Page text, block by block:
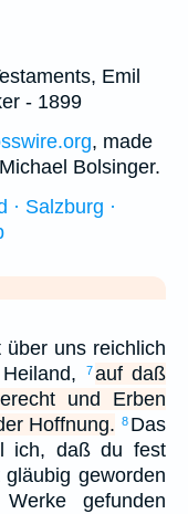
Emil
- 1899
, made
Bolsinger.
· Salzburg ·
uns reichlich
7auf daß
und Erben
Hoffnung. 8 Das
ich, daß du fest
geworden
gefunden